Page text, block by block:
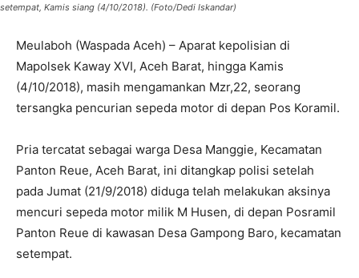
setempat, Kamis siang (4/10/2018). (Foto/Dedi Iskandar)
Meulaboh (Waspada Aceh) – Aparat kepolisian di
Mapolsek Kaway XVI, Aceh Barat, hingga Kamis
(4/10/2018), masih mengamankan Mzr,22, seorang
tersangka pencurian sepeda motor di depan Pos Koramil.
Pria tercatat sebagai warga Desa Manggie, Kecamatan
Panton Reue, Aceh Barat, ini ditangkap polisi setelah
pada Jumat (21/9/2018) diduga telah melakukan aksinya
mencuri sepeda motor milik M Husen, di depan Posramil
Panton Reue di kawasan Desa Gampong Baro, kecamatan
setempat.